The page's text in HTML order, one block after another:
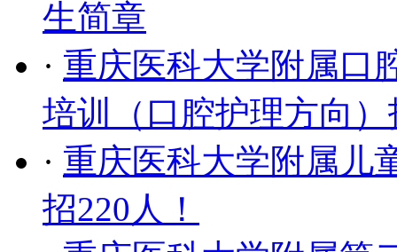
生简章
· 重庆医科大学附属口
培训（口腔护理方向
· 重庆医科大学附属儿
招220人！